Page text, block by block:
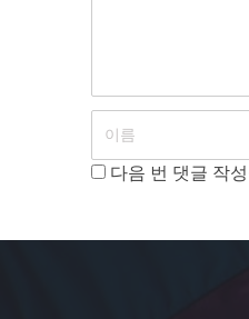
다음 번 댓글 작